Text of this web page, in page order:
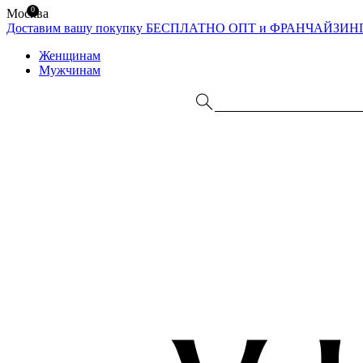
Москва
Доставим вашу покупку БЕСПЛАТНО ОПТ и
Женщинам
Мужчинам
0